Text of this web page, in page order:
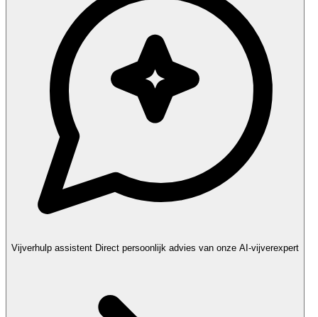
Vijverhulp assistent Direct persoonlijk advies van onze AI-vijverexpert